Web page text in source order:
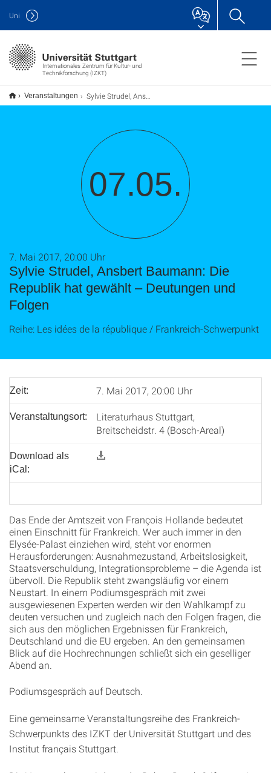
Internationales Zentrum für Kultur- und
Technikforschung (IZKT)
Uni
Veranstaltungen Sylvie Strudel, Ansbert Baumann: Die Republik hat gewählt – Deutungen und Folgen
07.05.
Sylvie Strudel, Ansbert Baumann: Die
Republik hat gewählt – Deutungen und
Folgen
7. Mai 2017, 20:00 Uhr
Reihe: Les idées de la république / Frankreich-Schwerpunkt
Zeit: 7. Mai 2017, 20:00 Uhr
Veranstaltungsort:
Literaturhaus Stuttgart,
Breitscheidstr. 4 (Bosch-Areal)
Download als
iCal:
Das Ende der Amtszeit von François Hollande bedeutet
einen Einschnitt für Frankreich. Wer auch immer in den
Elysée-Palast einziehen wird, steht vor enormen
Herausforderungen: Ausnahmezustand, Arbeitslosigkeit,
Staatsverschuldung, Integrationsprobleme – die Agenda ist
übervoll. Die Republik steht zwangsläufig vor einem
Neustart. In einem Podiumsgespräch mit zwei
ausgewiesenen Experten werden wir den Wahlkampf zu
deuten versuchen und zugleich nach den Folgen fragen, die
sich aus den möglichen Ergebnissen für Frankreich,
Deutschland und die EU ergeben. An den gemeinsamen
Blick auf die Hochrechnungen schließt sich ein geselliger
Abend an.
Podiumsgespräch auf Deutsch.
Eine gemeinsame Veranstaltungsreihe des Frankreich-
Schwerpunkts des IZKT der Universität Stuttgart und des
Institut français Stuttgart.